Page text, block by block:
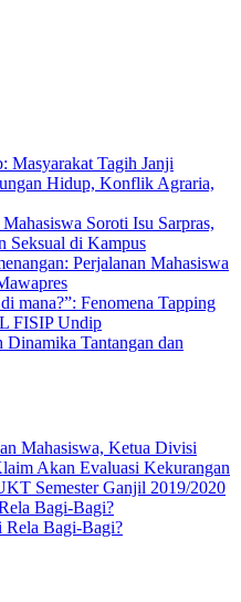
Masyarakat Tagih Janji
Hidup, Konflik Agraria,
Soroti Isu Sarpras,
Seksual di Kampus
Perjalanan Mahasiswa
mana?”: Fenomena Tapping
FISIP Undip
Tantangan dan
Mahasiswa, Ketua Divisi
Akan Evaluasi Kekurangan
Semester Ganjil 2019/2020
Bagi-Bagi?
Rela Bagi-Bagi?